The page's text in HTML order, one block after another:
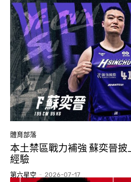
體育部落
本土禁區戰力補強 蘇奕晉
經驗
第六星空 - 2026-07-17